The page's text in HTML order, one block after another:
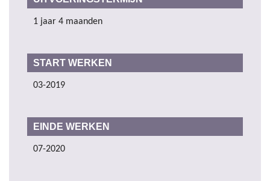
1 jaar 4 maanden
START WERKEN
03-2019
EINDE WERKEN
07-2020